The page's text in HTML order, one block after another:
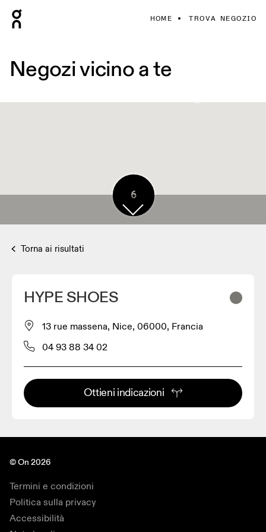
HOME TROVA NEGOZIO
Negozi vicino a te
6
Torna ai risultati
HYPE SHOES
13 rue massena, Nice, 06000, Francia
04 93 88 34 02
Ottieni indicazioni
© On 2026
Termini e condizioni
Politica sulla privacy
Accessibilità